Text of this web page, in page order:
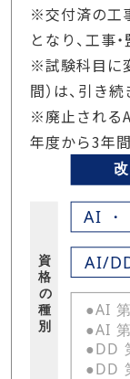
※交付済の工
となり、工事
※試験科目に
間）は、引き
※廃止される
年度から3年